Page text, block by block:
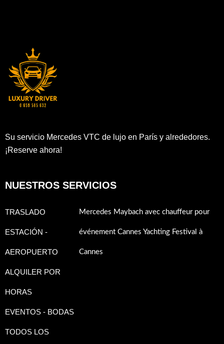
Su servicio Mercedes VTC de lujo en París y alrededores.
¡Reserve ahora!
NUESTROS SERVICIOS
TRASLADO
ESTACIÓN -
AEROPUERTO
ALQUILER POR
HORAS
EVENTOS - BODAS
TODOS LOS
Mercedes Maybach avec chauffeur pour
événement Cannes Yachting Festival à
Cannes